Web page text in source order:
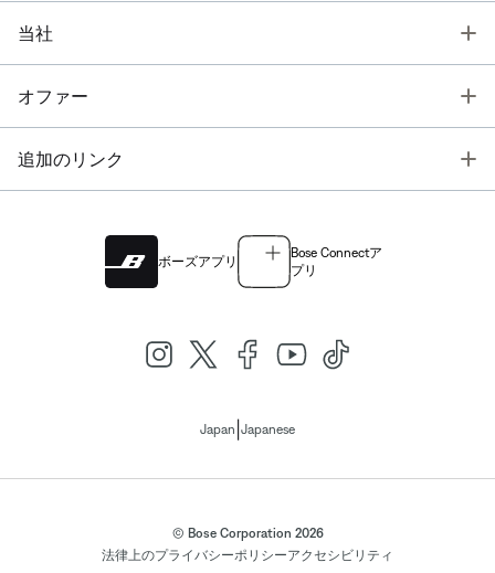
当社
オファー
追加のリンク
ボーズアプリ
Bose Connectア
プリ
Japan Japanese
© Bose Corporation 2026
法律上のプライバシーポリシーアクセシビリティ